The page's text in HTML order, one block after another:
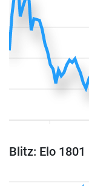
Blitz: Elo 1801